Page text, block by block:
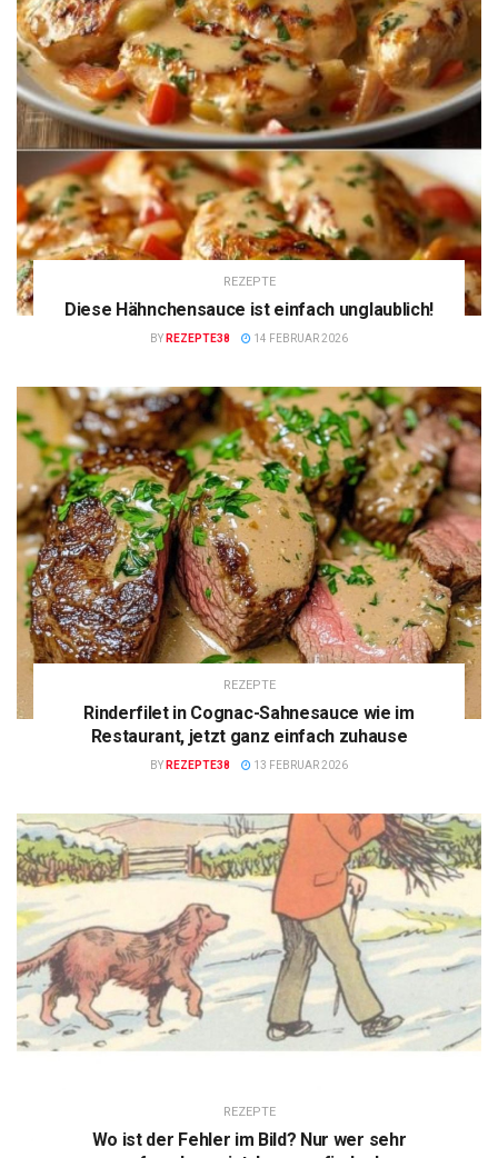
REZEPTE
Diese Hähnchensauce ist einfach unglaublich!
BY REZEPTE38 14 FEBRUAR 2026
REZEPTE
Rinderfilet in Cognac-Sahnesauce wie im
Restaurant, jetzt ganz einfach zuhause
BY REZEPTE38 13 FEBRUAR 2026
REZEPTE
Wo ist der Fehler im Bild? Nur wer sehr